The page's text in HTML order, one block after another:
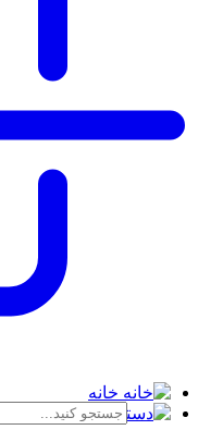
خانه
دسته بندی